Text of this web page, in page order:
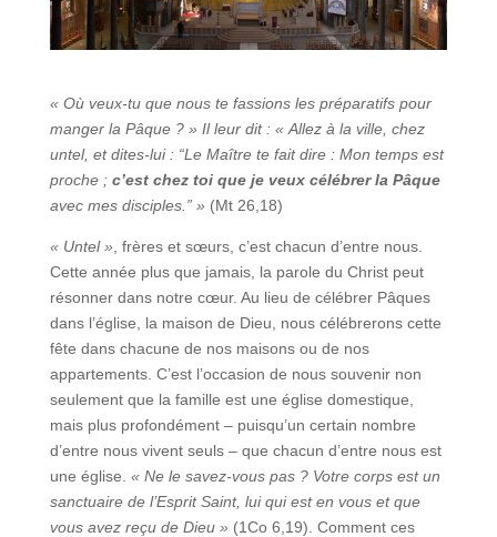
« Où veux-tu que nous te fassions les préparatifs pour
manger la Pâque ? » Il leur dit : « Allez à la ville, chez
untel, et dites-lui : “Le Maître te fait dire : Mon temps est
proche ; c’est chez toi que je veux célébrer la Pâque
avec mes disciples.” » (Mt 26,18)
« Untel » , frères et sœurs, c’est chacun d’entre nous.
Cette année plus que jamais, la parole du Christ peut
résonner dans notre cœur. Au lieu de célébrer Pâques
dans l’église, la maison de Dieu, nous célébrerons cette
fête dans chacune de nos maisons ou de nos
appartements. C’est l’occasion de nous souvenir non
seulement que la famille est une église domestique,
mais plus profondément – puisqu’un certain nombre
d’entre nous vivent seuls – que chacun d’entre nous est
une église. « Ne le savez-vous pas ? Votre corps est un
sanctuaire de l’Esprit Saint, lui qui est en vous et que
vous avez reçu de Dieu » (1Co 6,19). Comment ces